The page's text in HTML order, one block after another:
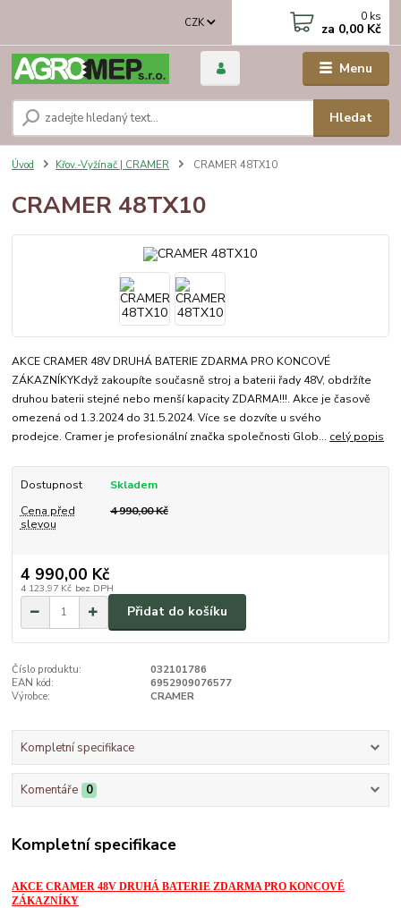
Menu
CZK
Hledat
0 ks
za 0,00 Kč
Úvod Křov.-Vyžínač | CRAMER CRAMER 48TX10
CRAMER 48TX10
AKCE CRAMER 48V DRUHÁ BATERIE ZDARMA PRO KONCOVÉ
ZÁKAZNÍKYKdyž zakoupíte současně stroj a baterii řady 48V, obdržíte
druhou baterii stejné nebo menší kapacity ZDARMA!!!. Akce je časově
omezená od 1.3.2024 do 31.5.2024. Více se dozvíte u svého
prodejce. Cramer je profesionální značka společnosti Glob... celý popis
Dostupnost
Skladem
Cena před
slevou
4 990,00 Kč
4 990,00 Kč
4 123,97 Kč bez DPH
Přidat do košíku
Číslo produktu:
032101786
EAN kód:
6952909076577
Výrobce:
CRAMER
Kompletní specifikace
Komentáře 0
Kompletní specifikace
AKCE CRAMER 48V DRUHÁ BATERIE ZDARMA PRO KONCOVÉ
ZÁKAZNÍKY